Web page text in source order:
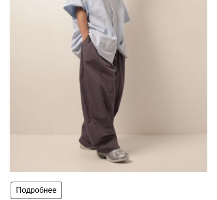
Подробнее